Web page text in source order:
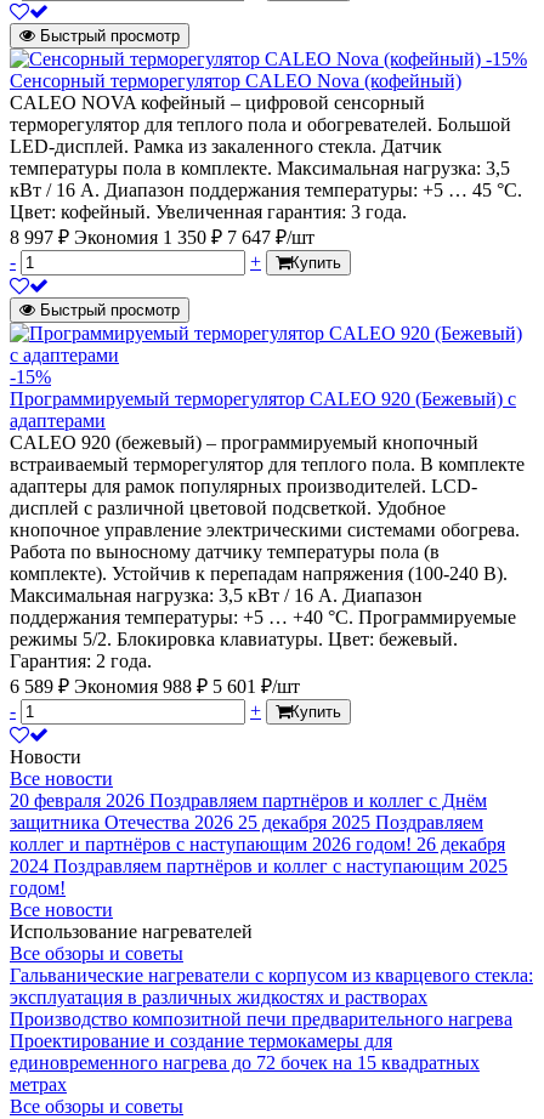
Быстрый просмотр
-15%
Сенсорный терморегулятор CALEO Nova (кофейный)
CALEO NOVA кофейный – цифровой сенсорный
терморегулятор для теплого пола и обогревателей. Большой
LED-дисплей. Рамка из закаленного стекла. Датчик
температуры пола в комплекте. Максимальная нагрузка: 3,5
кВт / 16 А. Диапазон поддержания температуры: +5 … 45 °С.
Цвет: кофейный. Увеличенная гарантия: 3 года.
8 997 ₽ Экономия 1 350 ₽ 7 647 ₽/шт
-
+ Купить
Быстрый просмотр
-15%
Программируемый терморегулятор CALEO 920 (Бежевый) с
адаптерами
CALEO 920 (бежевый) – программируемый кнопочный
встраиваемый терморегулятор для теплого пола. В комплекте
адаптеры для рамок популярных производителей. LCD-
дисплей с различной цветовой подсветкой. Удобное
кнопочное управление электрическими системами обогрева.
Работа по выносному датчику температуры пола (в
комплекте). Устойчив к перепадам напряжения (100-240 В).
Максимальная нагрузка: 3,5 кВт / 16 А. Диапазон
поддержания температуры: +5 … +40 °С. Программируемые
режимы 5/2. Блокировка клавиатуры. Цвет: бежевый.
Гарантия: 2 года.
6 589 ₽ Экономия 988 ₽ 5 601 ₽/шт
-
+ Купить
Новости
Все новости
20 февраля 2026 Поздравляем партнёров и коллег с Днём
защитника Отечества 2026 25 декабря 2025 Поздравляем
коллег и партнёров с наступающим 2026 годом! 26 декабря
2024 Поздравляем партнёров и коллег с наступающим 2025
годом!
Все новости
Использование нагревателей
Все обзоры и советы
Гальванические нагреватели с корпусом из кварцевого стекла:
эксплуатация в различных жидкостях и растворах
Производство композитной печи предварительного нагрева
Проектирование и создание термокамеры для
единовременного нагрева до 72 бочек на 15 квадратных
метрах
Все обзоры и советы